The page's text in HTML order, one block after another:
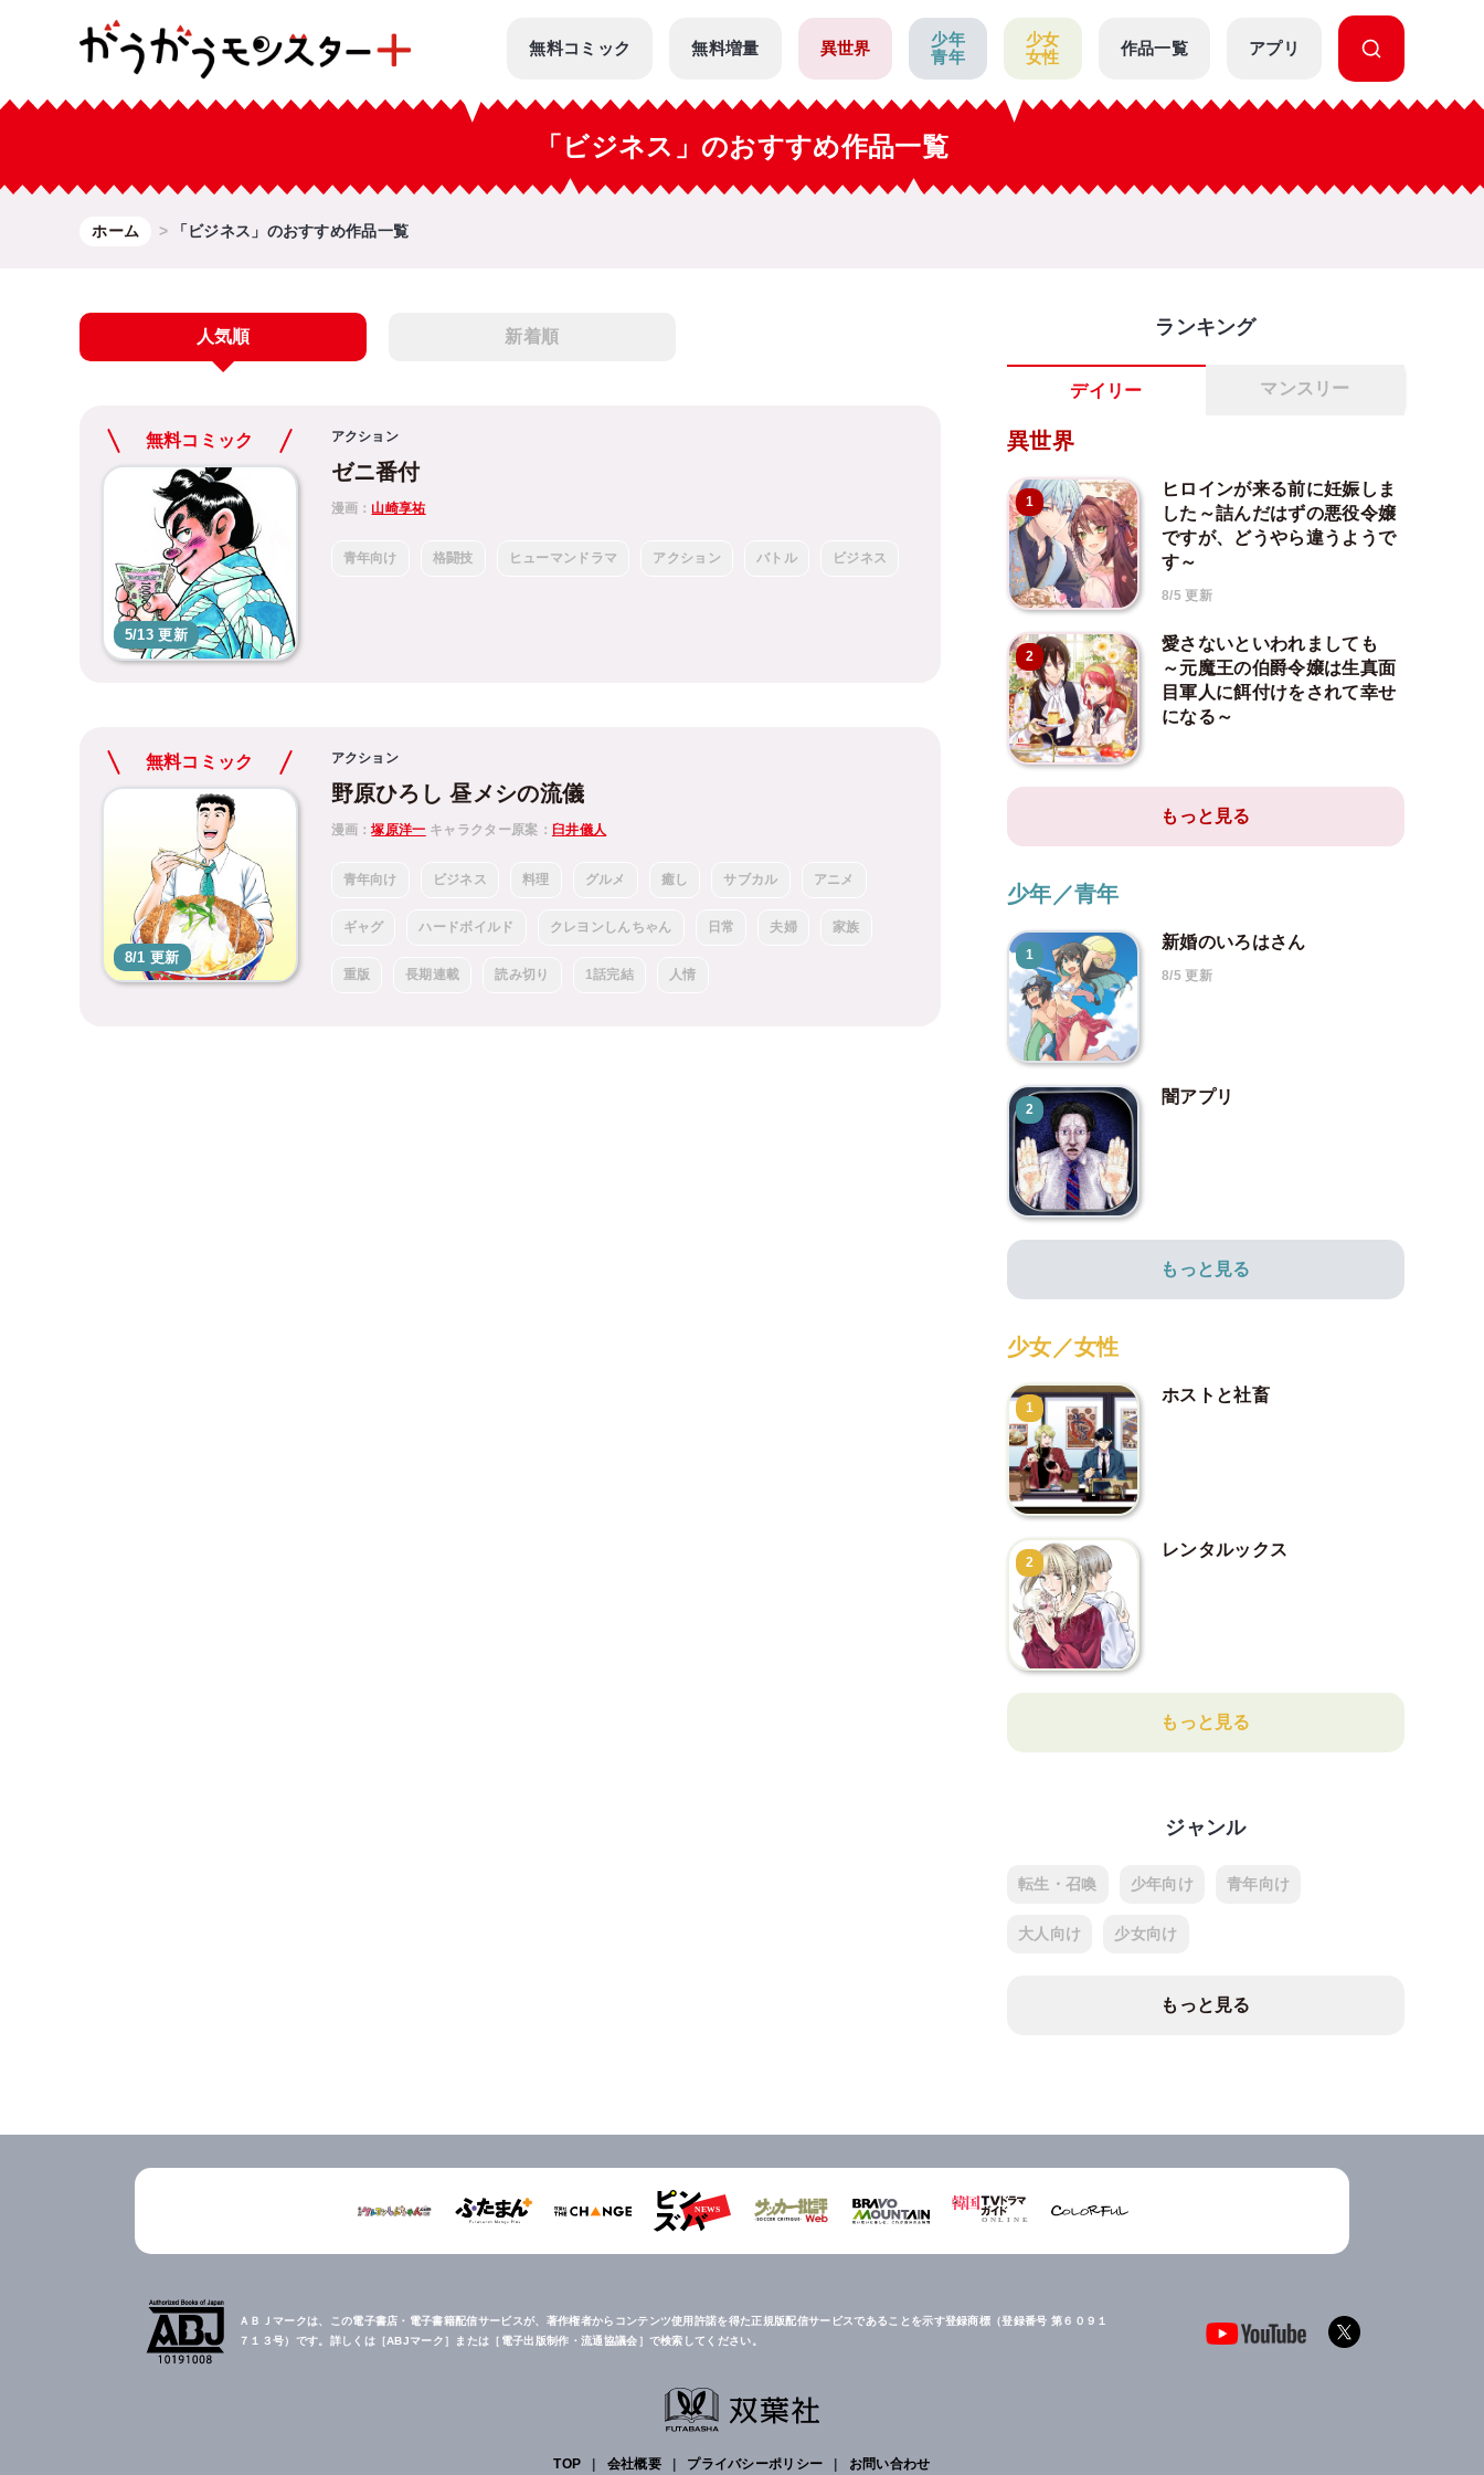
無料コミック 無料増量 異世界
少年
青年
少女
女性
作品一覧 アプリ
「ビジネス」のおすすめ作品一覧
ホーム 「ビジネス」のおすすめ作品一覧
人気順 新着順
無料コミック
5/13 更新
アクション
ゼニ番付
漫画： 山崎享祐
青年向け 格闘技 ヒューマンドラマ アクション バトル ビジネス
無料コミック
8/1 更新
アクション
野原ひろし 昼メシの流儀
漫画：塚原洋一 キャラクター原案： 臼井儀人
青年向け ビジネス 料理 グルメ 癒し サブカル アニメ
ギャグ ハードボイルド クレヨンしんちゃん 日常 夫婦 家族
重版 長期連載 読み切り 1話完結 人情
ランキング
デイリー マンスリー
異世界
1
ヒロインが来る前に妊娠しま
した～詰んだはずの悪役令嬢
ですが、どうやら違うようで
す～
8/5 更新
2
愛さないといわれましても
～元魔王の伯爵令嬢は生真面
目軍人に餌付けをされて幸せ
になる～
もっと見る
少年／青年
1
新婚のいろはさん
8/5 更新
2
闇アプリ
もっと見る
少女／女性
1
ホストと社畜
2
レンタルックス
もっと見る
ジャンル
転生・召喚 少年向け 青年向け
大人向け 少女向け
もっと見る
ＡＢＪマークは、この電子書店・電子書籍配信サービスが、著作権者からコンテンツ使用許諾を得た正規版配信サービスであることを示す登録商標（登録番号 第６０９１
７１３号）です。詳しくは［ABJマーク］または［電子出版制作・流通協議会］で検索してください。
TOP 会社概要 プライバシーポリシー お問い合わせ